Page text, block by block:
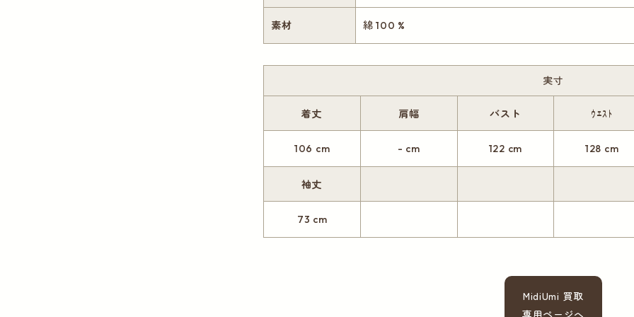
素材 綿 100 %
実寸
着丈
106 cm
肩幅
- cm
バスト
122 cm
ｳｴｽﾄ
128 cm
袖丈
73 cm
MidiUmi 買取
専用ページへ